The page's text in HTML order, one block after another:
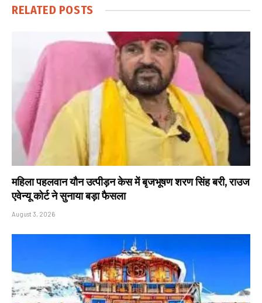
RELATED POSTS
महिला पहलवान यौन उत्पीड़न केस में बृजभूषण शरण सिंह बरी, राउज
एवेन्यू कोर्ट ने सुनाया बड़ा फैसला
August 3, 2026